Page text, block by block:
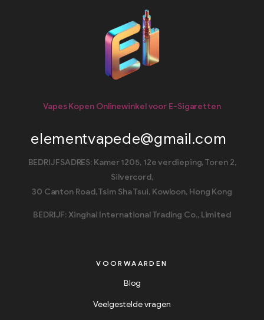
Vapes Kopen Onlinewinkel voor E-Sigaretten
elementvapede@gmail.com
BEDRIJFSADRES: Kamer 1205, 12e verdieping, Toren 2,
Silvercord,
30 Canton Road, Tsim Sha Tsui, Kowloon, Hong Kong
BEDRIJF: Xinghai International Trading Co., Limited
VOORWAARDEN
Blog
Veelgestelde vragen